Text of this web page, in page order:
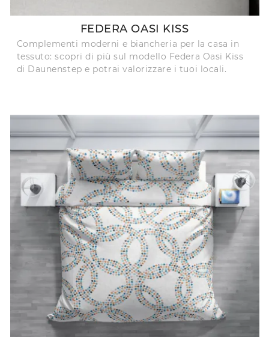
FEDERA OASI KISS
Complementi moderni e biancheria per la casa in
tessuto: scopri di più sul modello Federa Oasi Kiss
di Daunenstep e potrai valorizzare i tuoi locali.